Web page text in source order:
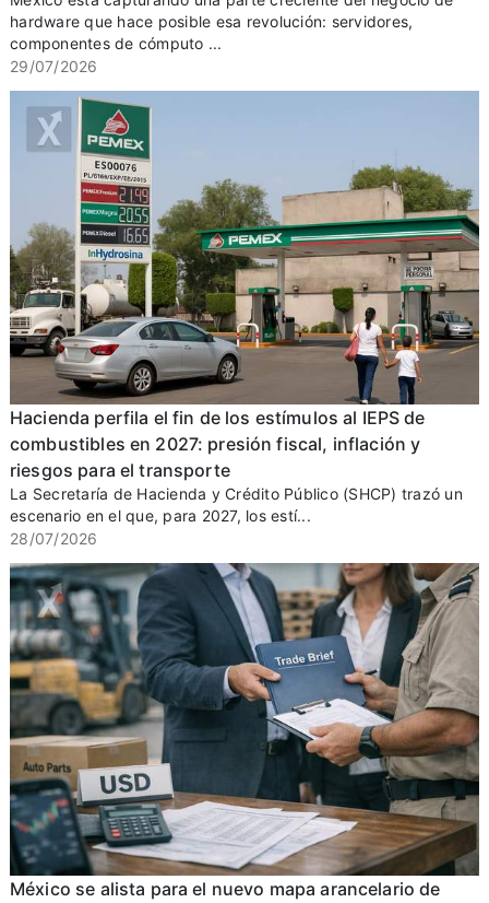
hardware que hace posible esa revolución: servidores,
componentes de cómputo ...
29/07/2026
Hacienda perfila el fin de los estímulos al IEPS de
combustibles en 2027: presión fiscal, inflación y
riesgos para el transporte
La Secretaría de Hacienda y Crédito Público (SHCP) trazó un
escenario en el que, para 2027, los estí...
28/07/2026
México se alista para el nuevo mapa arancelario de